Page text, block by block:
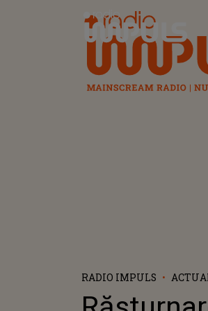
Radio Impuls
RADIO IMPULS